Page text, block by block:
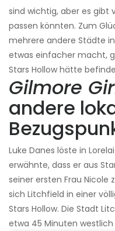
sind wichtig, aber es gibt
passen könnten. Zum
mehrere andere Städte
etwas einfacher macht,
Stars Hollow hätte
Gilmore
andere
Luke Danes löste in
erwähnte, dass er aus
seiner ersten Frau Nicole
sich Litchfield in einer
Stars Hollow. Die Stadt
etwa 45 Minuten